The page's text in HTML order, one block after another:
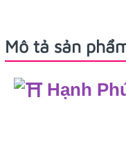
Mô tả sản
Hạnh